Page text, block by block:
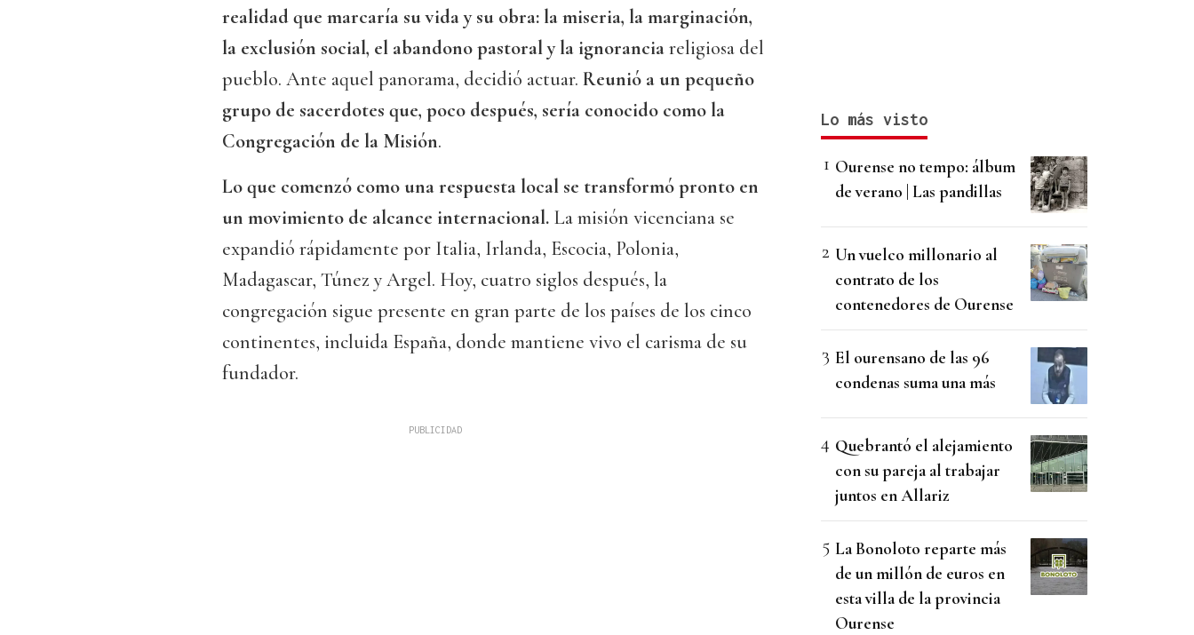
realidad que marcaría su vida y su obra: la miseria, la marginación,
la exclusión social, el abandono pastoral y la ignoranciareligiosa del
pueblo. Ante aquel panorama, decidió actuar. Reunió a un pequeño
grupo de sacerdotes que, poco después, sería conocido como la
Congregación de la Misión.
Lo que comenzó como una respuesta local se transformó pronto en
un movimiento de alcance internacional. La misión vicenciana se
expandió rápidamente por Italia, Irlanda, Escocia, Polonia,
Madagascar, Túnez y Argel. Hoy, cuatro siglos después, la
congregación sigue presente en gran parte de los países de los cinco
continentes, incluida España, donde mantiene vivo el carisma de su
fundador.
Lo más visto
Ourense no tempo: álbum
de verano | Las pandillas
Un vuelco millonario al
contrato de los
contenedores de Ourense
El ourensano de las 96
condenas suma una más
Quebrantó el alejamiento
con su pareja al trabajar
juntos en Allariz
La Bonoloto reparte más
de un millón de euros en
esta villa de la provincia
Ourense